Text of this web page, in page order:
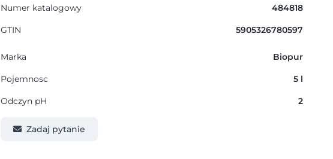
Numer katalogowy 484818
GTIN 5905326780597
Marka Biopur
Pojemnosc 5 l
Odczyn pH 2
Zadaj pytanie